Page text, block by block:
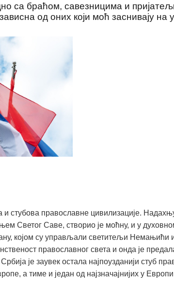
са браћом, савезницима и
од оних који моћ заснивају на
стубова православне цивилизације.
Светог Саве, створио је моћну, и у
којом су управљали светитељи Немањићи и
православног света и онда је
је заувек остала најпоузданији стуб
а тиме и један од најзначајнијих у Европи